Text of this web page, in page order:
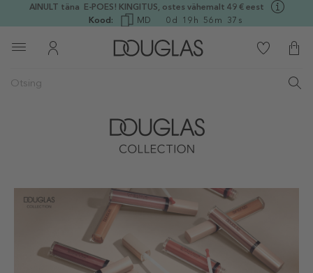
AINULT täna E-POES! KINGITUS, ostes vähemalt 49 € eest
Kood:
MD 0 d 19 h 56 m 37 s